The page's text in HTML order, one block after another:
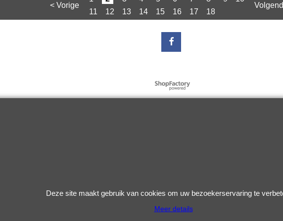
Klik hier Klik hier
Deze site maakt gebruik van cookies om uw bezoekerservaring te
Meer details